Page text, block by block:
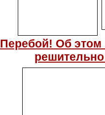
Перебой! Об этом